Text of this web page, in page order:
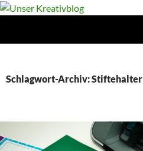
Schlagwort-Archiv: Stiftehalter